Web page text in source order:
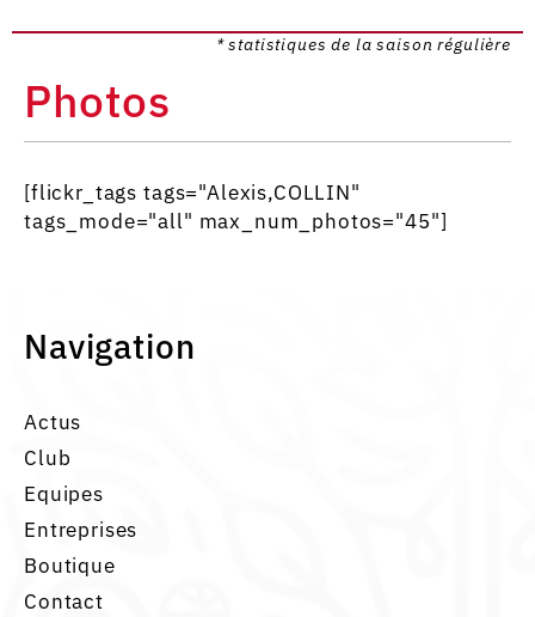
* statistiques de la saison régulière
Photos
[flickr_tags tags="Alexis,COLLIN"
tags_mode="all" max_num_photos="45"]
Navigation
Actus
Club
Equipes
Entreprises
Boutique
Contact